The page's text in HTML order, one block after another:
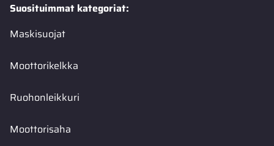
Suosituimmat kategoriat:
Maskisuojat
Moottorikelkka
Ruohonleikkuri
Moottorisaha